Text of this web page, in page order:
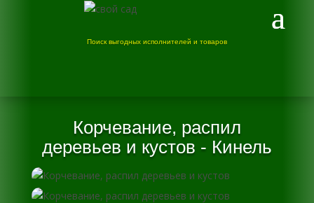
Поиск выгодных исполнителей и товаров
Корчевание, распил
деревьев и кустов - Кинель